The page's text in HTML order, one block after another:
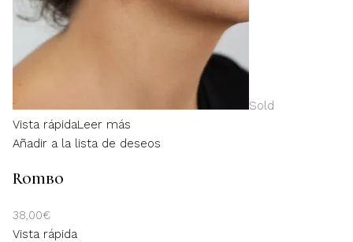
Sold
Vista rápidaLeer más
Añadir a la lista de deseos
Rombo
38,00€
Vista rápida